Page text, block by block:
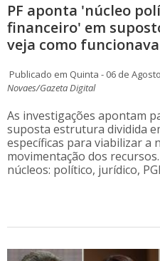
PF aponta 'núcleo
financeiro' em
veja como funcionava
Publicado em Quinta - 06 de
Novaes/Gazeta Digital
As investigações apontam
suposta estrutura dividida
específicas para viabilizar a
movimentação dos
núcleos: político, jurídico,